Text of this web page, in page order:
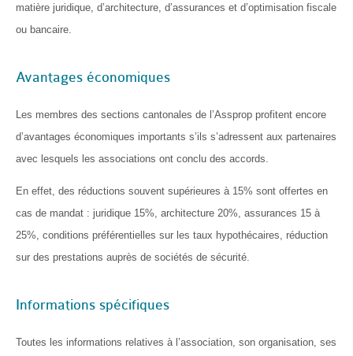
matière juridique, d’architecture, d’assurances et d’optimisation fiscale
ou bancaire.
Avantages économiques
Les membres des sections cantonales de l’Assprop profitent encore
d’avantages économiques importants s’ils s’adressent aux partenaires
avec lesquels les associations ont conclu des accords.
En effet, des réductions souvent supérieures à 15% sont offertes en
cas de mandat : juridique 15%, architecture 20%, assurances 15 à
25%, conditions préférentielles sur les taux hypothécaires, réduction
sur des prestations auprès de sociétés de sécurité.
Informations spécifiques
Toutes les informations relatives à l’association, son organisation, ses